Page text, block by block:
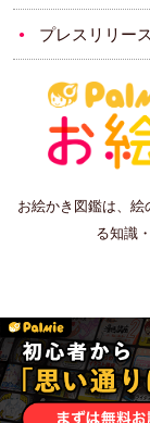
プレスリリー
お絵かき図鑑は、
る知識